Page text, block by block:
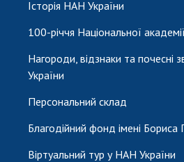
Історія НАН України
100-річчя Національної
Нагороди, відзнаки та почесні
України
Персональний склад
Благодійний фонд імені Бориса
Віртуальний тур у НАН України